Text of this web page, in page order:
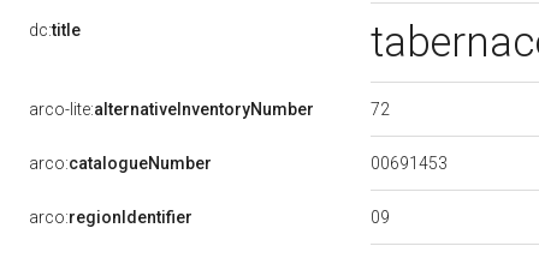
dc:title
arco-lite:alternativeInventoryNumber 72
arco:catalogueNumber 00691453
arco:regionIdentifier 09